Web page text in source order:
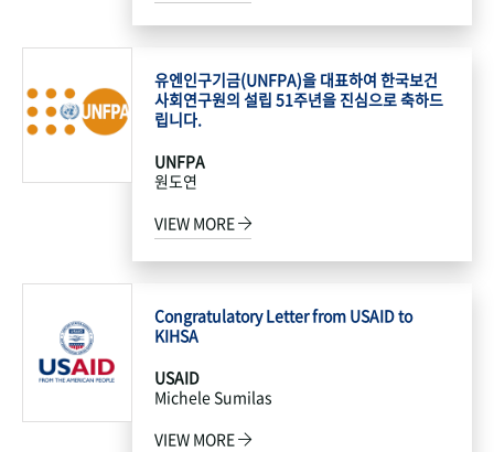
유엔인구기금(UNFPA)을 대표하여 한국보건
사회연구원의 설립 51주년을 진심으로 축하드
립니다.
UNFPA
원도연
VIEW MORE
Congratulatory Letter from USAID to
KIHSA
USAID
Michele Sumilas
VIEW MORE